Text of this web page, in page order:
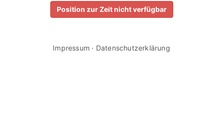
Position zur Zeit nicht verfügbar
Impressum · Datenschutzerklärung